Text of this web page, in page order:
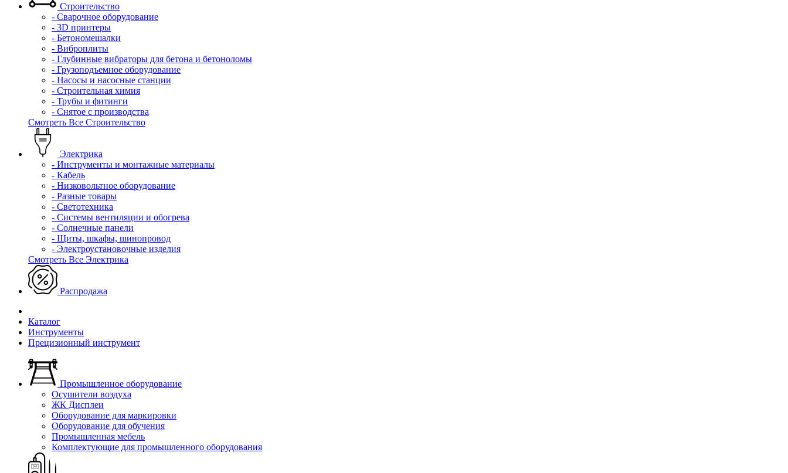
Строительство
- Сварочное оборудование
- 3D принтеры
- Бетономешалки
- Виброплиты
- Глубинные вибраторы для бетона и бетоноломы
- Грузоподъемное оборудование
- Насосы и насосные станции
- Строительная химия
- Трубы и фитинги
- Снятое с производства
Смотреть Все Строительство
Электрика
- Инструменты и монтажные материалы
- Кабель
- Низковольтное оборудование
- Разные товары
- Светотехника
- Системы вентиляции и обогрева
- Солнечные панели
- Щиты, шкафы, шинопровод
- Электроустановочные изделия
Смотреть Все Электрика
Распродажа
Каталог
Инструменты
Прецизионный инструмент
Промышленное оборудование
Осушители воздуха
ЖК Дисплеи
Оборудование для маркировки
Оборудование для обучения
Промышленная мебель
Комплектующие для промышленного оборудования